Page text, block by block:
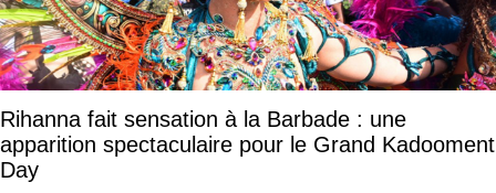
Rihanna fait sensation à la Barbade : une
apparition spectaculaire pour le Grand Kadooment
Day